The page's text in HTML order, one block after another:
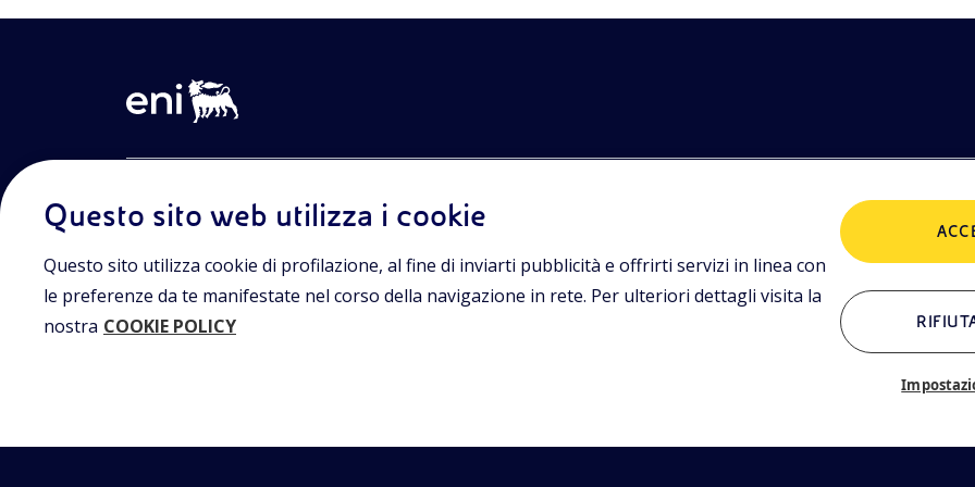
Entra nel mondo Eniscuola.Scopri gli strumenti e le metodologie
innovative per la didattica e naviga tra contenuti multimediali,
Eniscuola è una iniziativa di Eni.
Termini e condizioni
Questo sito web utilizza i cookie
Questo sito utilizza cookie di profilazione, al fine di inviarti pubblicità e offrirti servizi in linea con
le preferenze da te manifestate nel corso della navigazione in rete. Per ulteriori dettagli visita la
nostra COOKIE POLICY